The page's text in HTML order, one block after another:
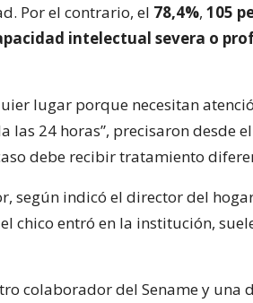
Por el contrario, el 78,4%, 105
intelectual severa o
lugar porque necesitan
las 24 horas”, precisaron desde
debe recibir tratamiento
según indicó el director del
chico entró en la institución,
colaborador del Sename y una